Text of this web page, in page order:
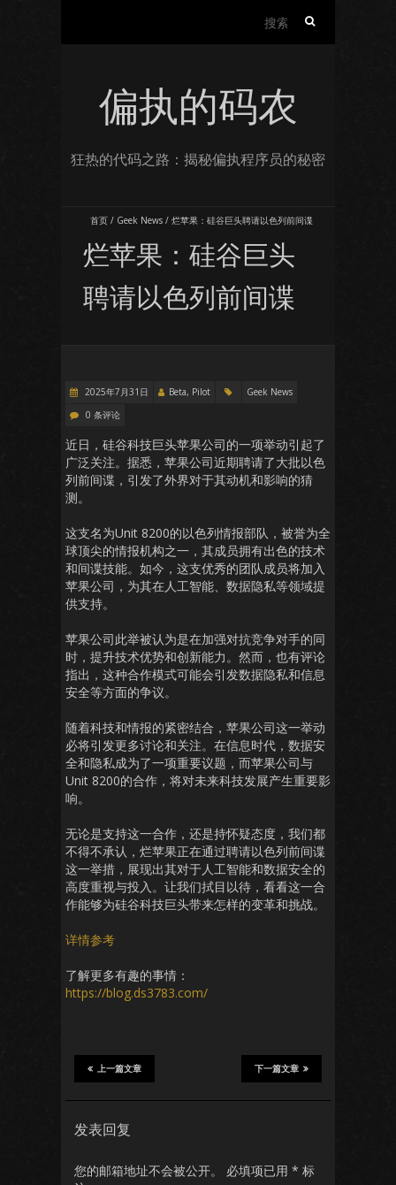
偏执的码农
狂热的代码之路：揭秘偏执程序员的秘密
首页 / Geek News / 烂苹果：硅谷巨头聘请以色列前间谍
烂苹果：硅谷巨头
聘请以色列前间谍
2025年7月31日 Beta, Pilot
Geek News
0 条评论
近日，硅谷科技巨头苹果公司的一项举动引起了
广泛关注。据悉，苹果公司近期聘请了大批以色
列前间谍，引发了外界对于其动机和影响的猜
测。
这支名为Unit 8200的以色列情报部队，被誉为全
球顶尖的情报机构之一，其成员拥有出色的技术
和间谍技能。如今，这支优秀的团队成员将加入
苹果公司，为其在人工智能、数据隐私等领域提
供支持。
苹果公司此举被认为是在加强对抗竞争对手的同
时，提升技术优势和创新能力。然而，也有评论
指出，这种合作模式可能会引发数据隐私和信息
安全等方面的争议。
随着科技和情报的紧密结合，苹果公司这一举动
必将引发更多讨论和关注。在信息时代，数据安
全和隐私成为了一项重要议题，而苹果公司与
Unit 8200的合作，将对未来科技发展产生重要影
响。
无论是支持这一合作，还是持怀疑态度，我们都
不得不承认，烂苹果正在通过聘请以色列前间谍
这一举措，展现出其对于人工智能和数据安全的
高度重视与投入。让我们拭目以待，看看这一合
作能够为硅谷科技巨头带来怎样的变革和挑战。
详情参考
了解更多有趣的事情：
https://blog.ds3783.com/
下一篇文章
上一篇文章
发表回复
您的邮箱地址不会被公开。 必填项已用 * 标